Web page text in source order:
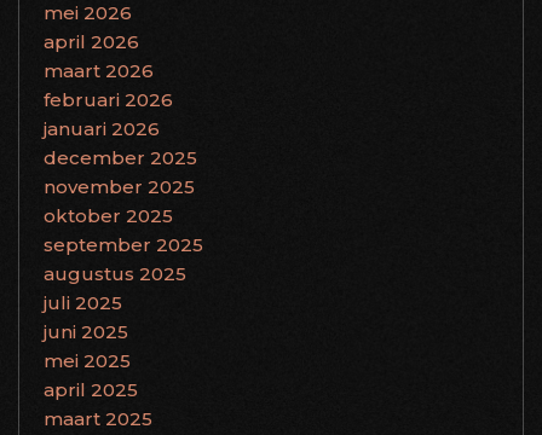
mei 2026
april 2026
maart 2026
februari 2026
januari 2026
december 2025
november 2025
oktober 2025
september 2025
augustus 2025
juli 2025
juni 2025
mei 2025
april 2025
maart 2025